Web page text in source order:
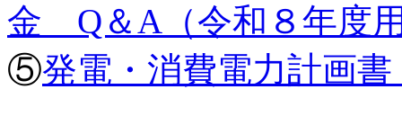
金 Q＆A（令和８年度
⑤発電・消費電力計画